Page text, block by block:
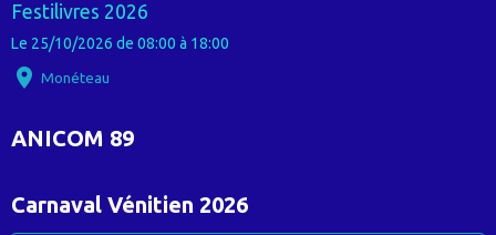
Festilivres 2026
Le 25/10/2026 de 08:00 à 18:00
Monéteau
ANICOM 89
Carnaval Vénitien 2026